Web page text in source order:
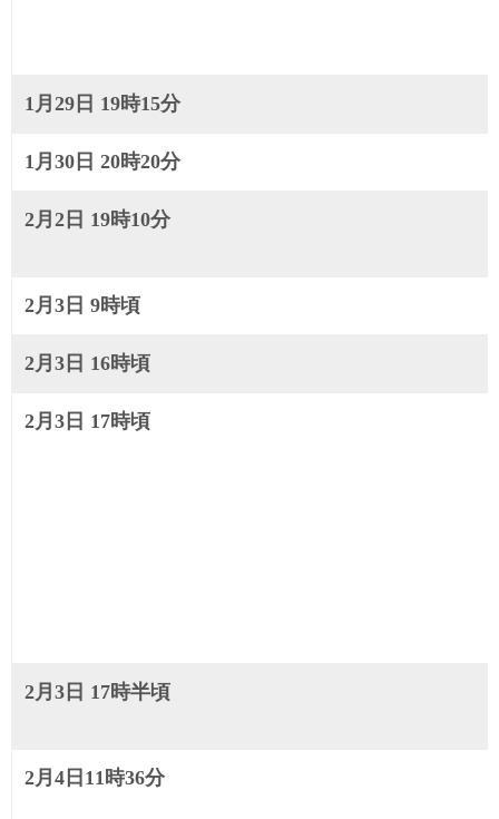
1月29日 19時15分
1月30日 20時20分
2月2日 19時10分
2月3日 9時頃
2月3日 16時頃
2月3日 17時頃
2月3日 17時半頃
2月4日11時36分